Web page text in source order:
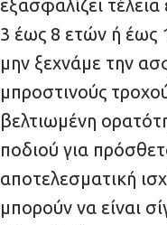
εξασφαλίζει
3 έως 8 ετών ή έως
μην ξεχνάμε την
μπροστινούς
βελτιωμένη
ποδιού για
αποτελεσματική
μπορούν να είναι